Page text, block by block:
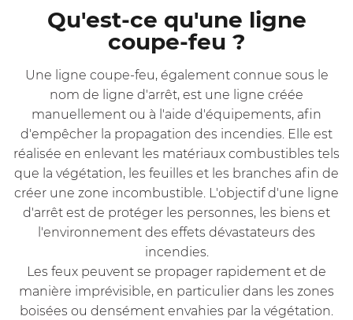
Qu'est-ce qu'une ligne
coupe-feu ?
Une ligne coupe-feu, également connue sous le
nom de ligne d'arrêt, est une ligne créée
manuellement ou à l'aide d'équipements, afin
d'empêcher la propagation des incendies. Elle est
réalisée en enlevant les matériaux combustibles tels
que la végétation, les feuilles et les branches afin de
créer une zone incombustible. L'objectif d'une ligne
d'arrêt est de protéger les personnes, les biens et
l'environnement des effets dévastateurs des
incendies.
Les feux peuvent se propager rapidement et de
manière imprévisible, en particulier dans les zones
boisées ou densément envahies par la végétation.